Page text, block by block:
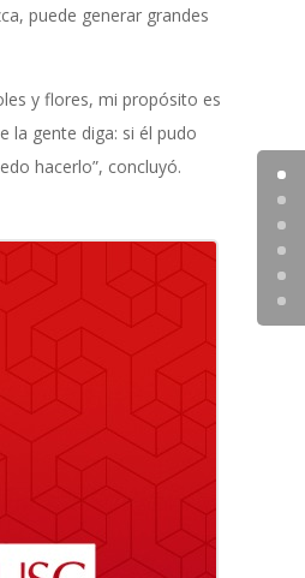
puede generar grandes
y flores, mi propósito es
la gente diga: si él pudo
hacerlo”, concluyó.